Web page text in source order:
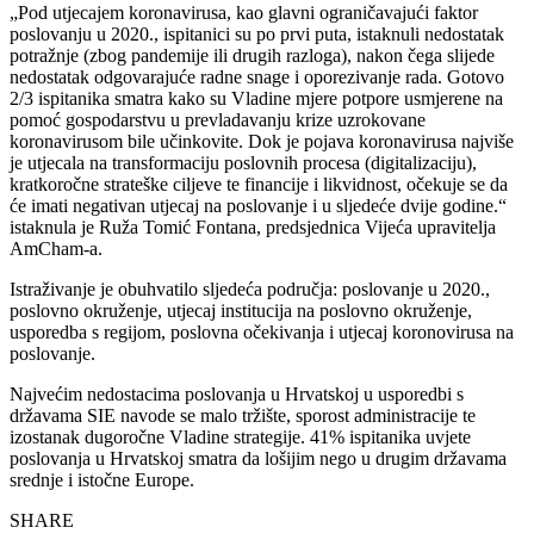
„Pod utjecajem koronavirusa, kao glavni ograničavajući faktor
poslovanju u 2020., ispitanici su po prvi puta, istaknuli nedostatak
potražnje (zbog pandemije ili drugih razloga), nakon čega slijede
nedostatak odgovarajuće radne snage i oporezivanje rada. Gotovo
2/3 ispitanika smatra kako su Vladine mjere potpore usmjerene na
pomoć gospodarstvu u prevladavanju krize uzrokovane
koronavirusom bile učinkovite. Dok je pojava koronavirusa najviše
je utjecala na transformaciju poslovnih procesa (digitalizaciju),
kratkoročne strateške ciljeve te financije i likvidnost, očekuje se da
će imati negativan utjecaj na poslovanje i u sljedeće dvije godine.“
istaknula je Ruža Tomić Fontana, predsjednica Vijeća upravitelja
AmCham-a.
Istraživanje je obuhvatilo sljedeća područja: poslovanje u 2020.,
poslovno okruženje, utjecaj institucija na poslovno okruženje,
usporedba s regijom, poslovna očekivanja i utjecaj koronovirusa na
poslovanje.
Najvećim nedostacima poslovanja u Hrvatskoj u usporedbi s
državama SIE navode se malo tržište, sporost administracije te
izostanak dugoročne Vladine strategije. 41% ispitanika uvjete
poslovanja u Hrvatskoj smatra da lošijim nego u drugim državama
srednje i istočne Europe.
SHARE